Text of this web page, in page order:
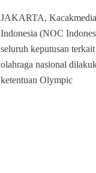
JAKARTA,
Indonesia (NOC
seluruh keputusan
olahraga nasional
ketentuan Olympic